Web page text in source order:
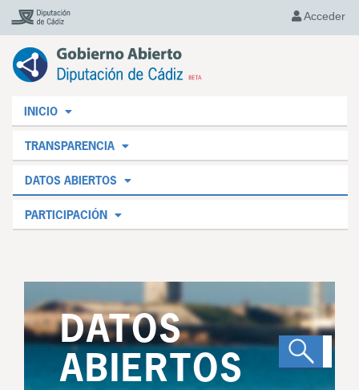
Acceder
INICIO
TRANSPARENCIA
DATOS ABIERTOS
PARTICIPACIÓN
DATOS
ABIERTOS